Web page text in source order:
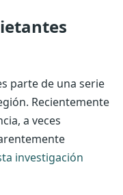
parte de una serie
Recientemente
a veces
investigación